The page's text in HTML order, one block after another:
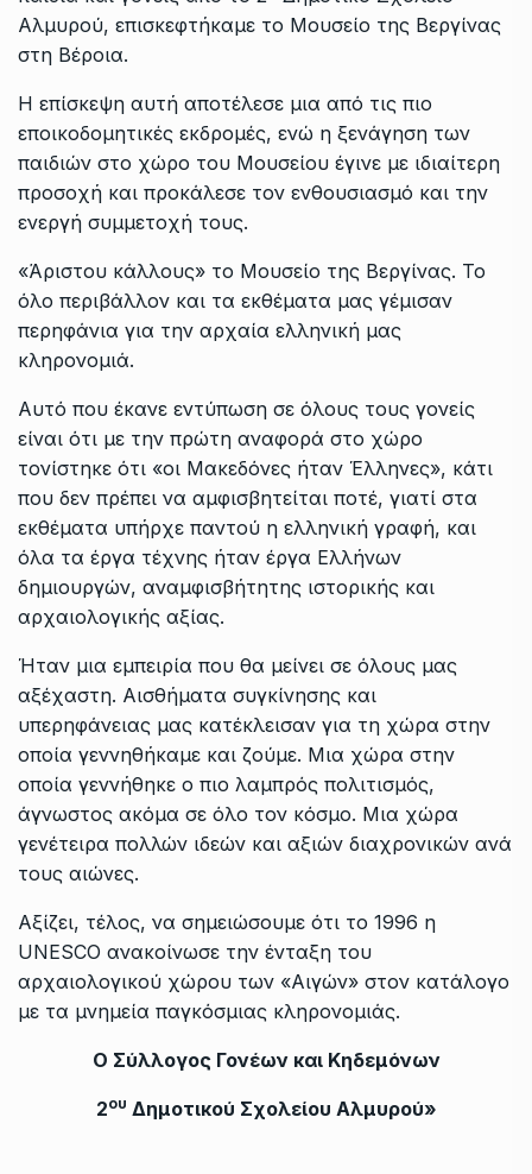
Αλμυρού, επισκεφτήκαμε το Μουσείο της Βεργίνας
στη Βέροια.
Η επίσκεψη αυτή αποτέλεσε μια από τις πιο
εποικοδομητικές εκδρομές, ενώ η ξενάγηση των
παιδιών στο χώρο του Μουσείου έγινε με ιδιαίτερη
προσοχή και προκάλεσε τον ενθουσιασμό και την
ενεργή συμμετοχή τους.
«Άριστου κάλλους» το Μουσείο της Βεργίνας. Το
όλο περιβάλλον και τα εκθέματα μας γέμισαν
περηφάνια για την αρχαία ελληνική μας
κληρονομιά.
Αυτό που έκανε εντύπωση σε όλους τους γονείς
είναι ότι με την πρώτη αναφορά στο χώρο
τονίστηκε ότι «οι Μακεδόνες ήταν Έλληνες», κάτι
που δεν πρέπει να αμφισβητείται ποτέ, γιατί στα
εκθέματα υπήρχε παντού η ελληνική γραφή, και
όλα τα έργα τέχνης ήταν έργα Ελλήνων
δημιουργών, αναμφισβήτητης ιστορικής και
αρχαιολογικής αξίας.
Ήταν μια εμπειρία που θα μείνει σε όλους μας
αξέχαστη. Αισθήματα συγκίνησης και
υπερηφάνειας μας κατέκλεισαν για τη χώρα στην
οποία γεννηθήκαμε και ζούμε. Μια χώρα στην
οποία γεννήθηκε ο πιο λαμπρός πολιτισμός,
άγνωστος ακόμα σε όλο τον κόσμο. Μια χώρα
γενέτειρα πολλών ιδεών και αξιών διαχρονικών ανά
τους αιώνες.
Αξίζει, τέλος, να σημειώσουμε ότι το 1996 η
UNESCO ανακοίνωσε την ένταξη του
αρχαιολογικού χώρου των «Αιγών» στον κατάλογο
με τα μνημεία παγκόσμιας κληρονομιάς.
Ο Σύλλογος Γονέων και Κηδεμόνων
2ου Δημοτικού Σχολείου Αλμυρού»